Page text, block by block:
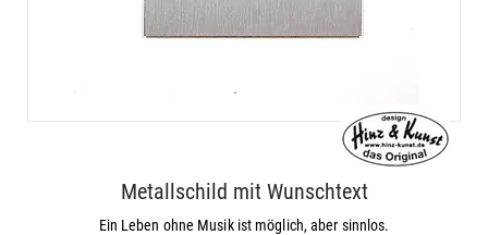
Metallschild mit Wunschtext
Ein Leben ohne Musik ist möglich, aber sinnlos.